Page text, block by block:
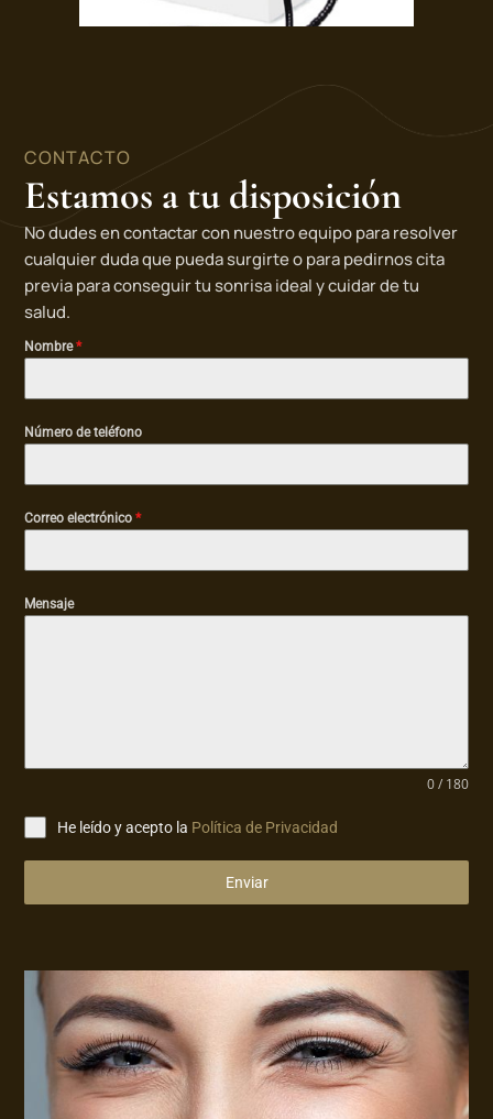
CONTACTO
Estamos a tu disposición
No dudes en contactar con nuestro equipo para resolver
cualquier duda que pueda surgirte o para pedirnos cita
previa para conseguir tu sonrisa ideal y cuidar de tu
salud.
Nombre*
Número de teléfono
Correo electrónico*
Mensaje
0 / 180
He leído y acepto la Política de Privacidad
Enviar